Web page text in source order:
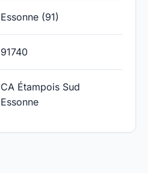
Essonne (91)
91740
CA Étampois Sud
Essonne